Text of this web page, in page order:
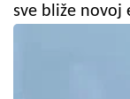
sve bliže novoj